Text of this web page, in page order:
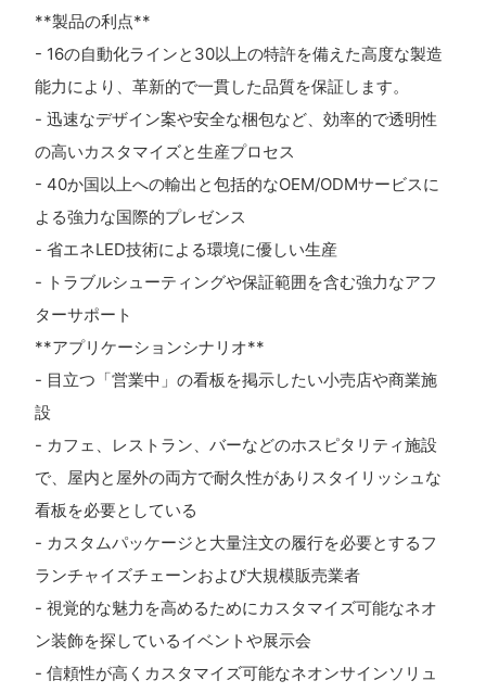
**製品の利点**
- 16の自動化ラインと30以上の特許を備えた高度な製造
能力により、革新的で一貫した品質を保証します。
- 迅速なデザイン案や安全な梱包など、効率的で透明性
の高いカスタマイズと生産プロセス
- 40か国以上への輸出と包括的なOEM/ODMサービスに
よる強力な国際的プレゼンス
- 省エネLED技術による環境に優しい生産
- トラブルシューティングや保証範囲を含む強力なアフ
ターサポート
**アプリケーションシナリオ**
- 目立つ「営業中」の看板を掲示したい小売店や商業施
設
- カフェ、レストラン、バーなどのホスピタリティ施設
で、屋内と屋外の両方で耐久性がありスタイリッシュな
看板を必要としている
- カスタムパッケージと大量注文の履行を必要とするフ
ランチャイズチェーンおよび大規模販売業者
- 視覚的な魅力を高めるためにカスタマイズ可能なネオ
ン装飾を探しているイベントや展示会
- 信頼性が高くカスタマイズ可能なネオンサインソリュ